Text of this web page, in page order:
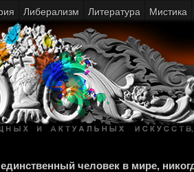
человек в мире,
Либерализм Литература Мистика